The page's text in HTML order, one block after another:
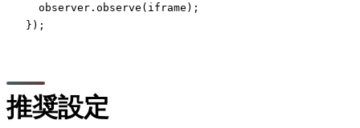
  observer.observe(iframe);
});
推奨設定